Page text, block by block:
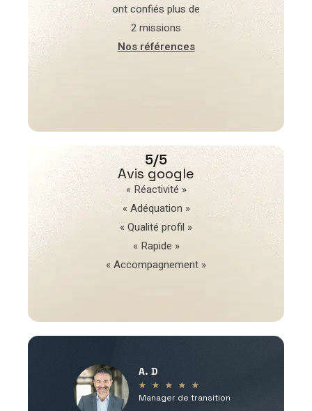
ont confiés plus de
2 missions
Nos références
5/5
Avis google
« Réactivité »
« Adéquation »
« Qualité profil »
« Rapide »
« Accompagnement »
A. D
★ ★ ★ ★ ★
Manager de transition